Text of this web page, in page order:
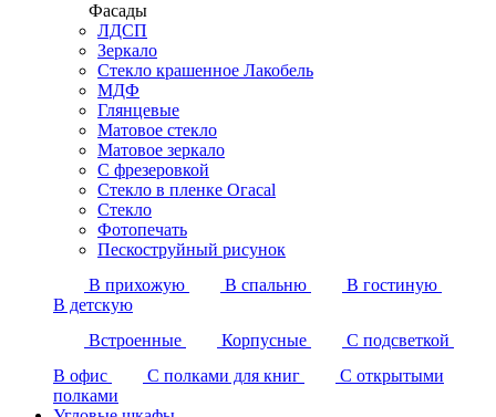
Фасады
ЛДСП
Зеркало
Стекло крашенное Лакобель
МДФ
Глянцевые
Матовое стекло
Матовое зеркало
С фрезеровкой
Стекло в пленке Огасаl
Стекло
Фотопечать
Пескоструйный рисунок
В прихожую
В спальню
В гостиную
В детскую
Встроенные
Корпусные
С подсветкой
В офис
С полками для книг
С открытыми
полками